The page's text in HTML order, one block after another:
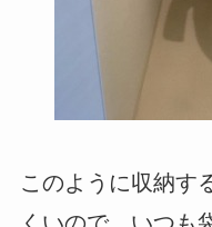
このように収納す